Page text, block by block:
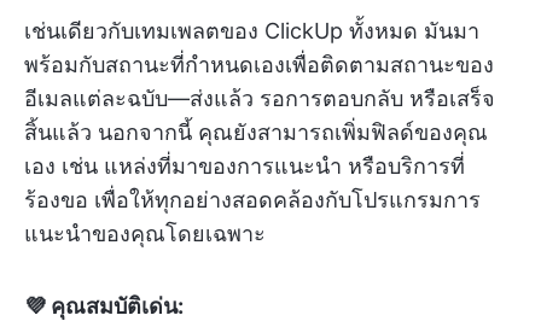
เช่นเดียวกับเทมเพลตของ ClickUp ทั้งหมด มันมา
พร้อมกับสถานะที่กำหนดเองเพื่อติดตามสถานะของ
อีเมลแต่ละฉบับ—ส่งแล้ว รอการตอบกลับ หรือเสร็จ
สิ้นแล้ว นอกจากนี้ คุณยังสามารถเพิ่มฟิลด์ของคุณ
เอง เช่น แหล่งที่มาของการแนะนำ หรือบริการที่
ร้องขอ เพื่อให้ทุกอย่างสอดคล้องกับโปรแกรมการ
แนะนำของคุณโดยเฉพาะ
💜 คุณสมบัติเด่น: